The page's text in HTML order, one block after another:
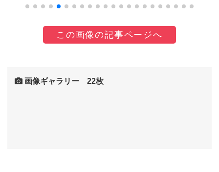
この画像の記事ページへ
画像ギャラリー 22枚